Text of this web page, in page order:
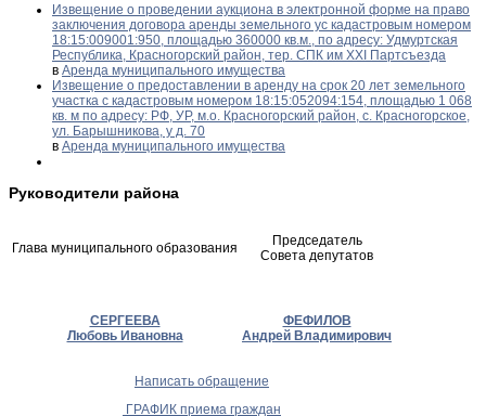
Извещение о проведении аукциона в электронной форме на право
заключения договора аренды земельного ус кадастровым номером
18:15:009001:950, площадью 360000 кв.м., по адресу: Удмуртская
Республика, Красногорский район, тер. СПК им XXI Партсъезда
в Аренда муниципального имущества
Извещение о предоставлении в аренду на срок 20 лет земельного
участка с кадастровым номером 18:15:052094:154, площадью 1 068
кв. м по адресу: РФ, УР, м.о. Красногорский район, с. Красногорское,
ул. Барышникова, у д. 70
в Аренда муниципального имущества
Руководители района
Глава муниципального образования
Председатель
Совета депутатов
СЕРГЕЕВА
Любовь Ивановна
ФЕФИЛОВ
Андрей Владимирович
Написать обращение
ГРАФИК приема граждан